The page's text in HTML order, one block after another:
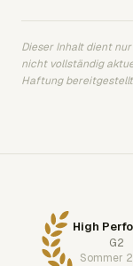
Dieser Inhalt dient
nicht vollständig
Haftung
High
G2
Sommer